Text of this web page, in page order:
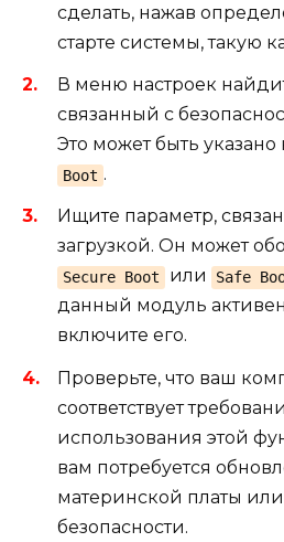
сделать, нажав
старте системы, такую
В меню настроек
связанный с
Это может быть указано
Boot .
Ищите параметр,
загрузкой. Он может
Secure Boot или Safe
данный модуль
включите его.
Проверьте, что ваш
соответствует
использования этой
вам потребуется
материнской платы
безопасности.